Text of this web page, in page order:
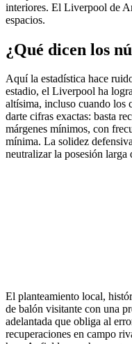
interiores. El Liverpool de
espacios.
¿Qué dicen los
Aquí la estadística hace
estadio, el Liverpool ha
altísima, incluso cuando los
darte cifras exactas: basta
márgenes mínimos, con
mínima. La solidez
neutralizar la posesión larga
El planteamiento local,
de balón visitante con una
adelantada que obliga al
recuperaciones en campo